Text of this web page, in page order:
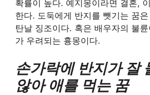
확률이 높다. 예지몽이라면 결혼,
한다. 도둑에게 반지를 뺏기는 꿈
탄날 징조이다. 혹은 배우자의 불
가 우려되는 흉몽이다.
손가락에 반지가 잘
않아 애를 먹는 꿈